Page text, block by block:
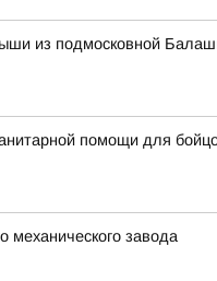
из подмосковной
помощи для
механического завода